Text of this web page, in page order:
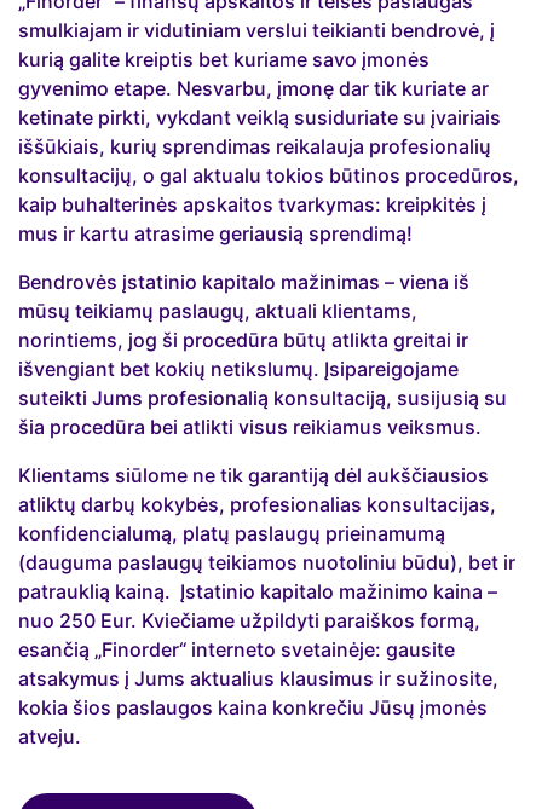
smulkiajam ir vidutiniam verslui teikianti bendrovė, į
kurią galite kreiptis bet kuriame savo įmonės
gyvenimo etape. Nesvarbu, įmonę dar tik kuriate ar
ketinate pirkti, vykdant veiklą susiduriate su įvairiais
iššūkiais, kurių sprendimas reikalauja profesionalių
konsultacijų, o gal aktualu tokios būtinos procedūros,
kaip buhalterinės apskaitos tvarkymas: kreipkitės į
mus ir kartu atrasime geriausią sprendimą!
Bendrovės įstatinio kapitalo mažinimas – viena iš
mūsų teikiamų paslaugų, aktuali klientams,
norintiems, jog ši procedūra būtų atlikta greitai ir
išvengiant bet kokių netikslumų. Įsipareigojame
suteikti Jums profesionalią konsultaciją, susijusią su
šia procedūra bei atlikti visus reikiamus veiksmus.
Klientams siūlome ne tik garantiją dėl aukščiausios
atliktų darbų kokybės, profesionalias konsultacijas,
konfidencialumą, platų paslaugų prieinamumą
(dauguma paslaugų teikiamos nuotoliniu būdu), bet ir
patrauklią kainą. Įstatinio kapitalo mažinimo kaina –
nuo 250 Eur. Kviečiame užpildyti paraiškos formą,
esančią „Finorder“ interneto svetainėje: gausite
atsakymus į Jums aktualius klausimus ir sužinosite,
kokia šios paslaugos kaina konkrečiu Jūsų įmonės
atveju.